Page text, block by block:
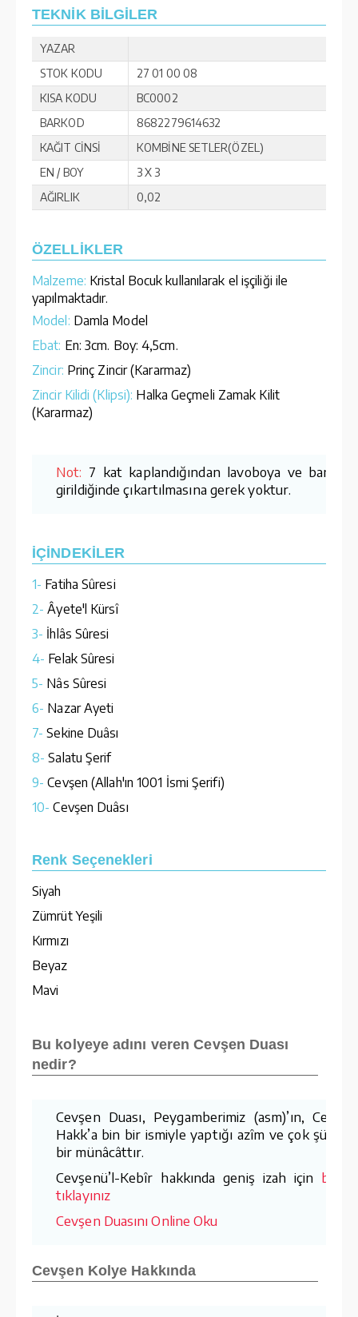
TEKNİK BİLGİLER
YAZAR
STOK KODU
27 01 00 08
KISA KODU
BC0002
BARKOD
8682279614632
KAĞIT CİNSİ
KOMBİNE SETLER(ÖZEL)
EN / BOY
3 X 3
AĞIRLIK
0,02
ÖZELLİKLER
Malzeme: Kristal Bocuk kullanılarak el işçiliği ile
yapılmaktadır.
Model: Damla Model
Ebat: En: 3cm. Boy: 4,5cm.
Zincir: Prinç Zincir (Kararmaz)
Zincir Kilidi (Klipsi): Halka Geçmeli Zamak Kilit
(Kararmaz)
Not: 7 kat kaplandığından lavoboya ve
girildiğinde çıkartılmasına gerek yoktur.
İÇİNDEKİLER
1- Fatiha Sûresi
2- Âyete'l Kürsî
3- İhlâs Sûresi
4- Felak Sûresi
5- Nâs Sûresi
6- Nazar Ayeti
7- Sekine Duâsı
8- Salatu Şerif
9- Cevşen (Allah'ın 1001 İsmi Şerifi)
10- Cevşen Duâsı
Renk Seçenekleri
Siyah
Zümrüt Yeşili
Kırmızı
Beyaz
Mavi
Bu kolyeye adını veren Cevşen Duası
nedir?
Cevşen Duası, Peygamberimiz (asm)’ın, Cenâb-
Hakk’a bin bir ismiyle yaptığı azîm ve çok
bir münâcâttır.
Cevşenü’l-Kebîr hakkında geniş izah için
tıklayınız
Cevşen Duasını Online Oku
Cevşen Kolye Hakkında